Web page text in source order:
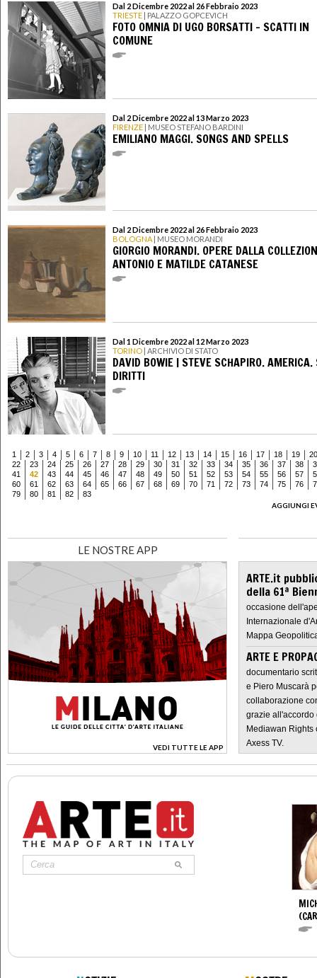
Dal 2 Dicembre 2022 al 26 Febbraio 2023
TRIESTE | PALAZZO GOPCEVICH
FOTO OMNIA DI UGO BORSATTI - SCATTI IN
COMUNE
Dal 2 Dicembre 2022 al 13 Marzo 2023
FIRENZE | MUSEO STEFANO BARDINI
EMILIANO MAGGI. SONGS AND SPELLS
Dal 2 Dicembre 2022 al 26 Febbraio 2023
BOLOGNA | MUSEO MORANDI
GIORGIO MORANDI. OPERE DALLA
ANTONIO E MATILDE CATANESE
Dal 1 Dicembre 2022 al 12 Marzo 2023
TORINO | ARCHIVIO DI STATO
DAVID BOWIE | STEVE SCHAPIRO. AMERICA.
DIRITTI
1 2 3 4 5 6 7 8 9 10 11 12 13 14 15 16 17 18 19
20
22
23 24 25 26 27 28 29 30 31 32 33 34 35 36 37 38
41
42 43 44 45 46 47 48 49 50 51 52 53 54 55 56 57
60
61 62 63 64 65 66 67 68 69 70 71 72 73 74 75 76
79
80 81 82
83
AGGIUNGI
LE NOSTRE APP
VEDI TUTTE LE APP
>
ARTE.it
della 61ª
occasione
Internazionale
Mappa
ARTE E
documentario
e Piero Muscarà
collaborazione
grazie all'accordo
Mediawan Rights
Axess TV.